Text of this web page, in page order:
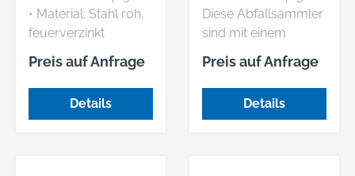
Protector)
ABSPERRPFOSTE
N
• Material: Stahl roh,
feuerverzinkt
passiviert •
Verriegelbar
Preis auf Anfrage
Details
Diese Abfallsammler
sind mit einem
Haltering und
Gummispanner zum
Befestigen der
Abfallsäcke
Preis auf Anfrage
Details